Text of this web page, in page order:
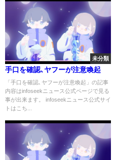
未分類
手口を確認､ヤフーが注意喚起
「手口を確認､ヤフーが注意喚起」の記事
内容はinfoseekニュース公式ページで見る
事が出来ます。 infoseekニュース公式サイ
トはこち...